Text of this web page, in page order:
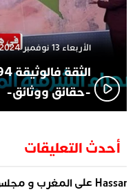
الأربعاء 13 نوفمبر 2024 - 11:56
-حقائق ووثائق-
أحدث التعليقات
علىالمغرب و مجلس